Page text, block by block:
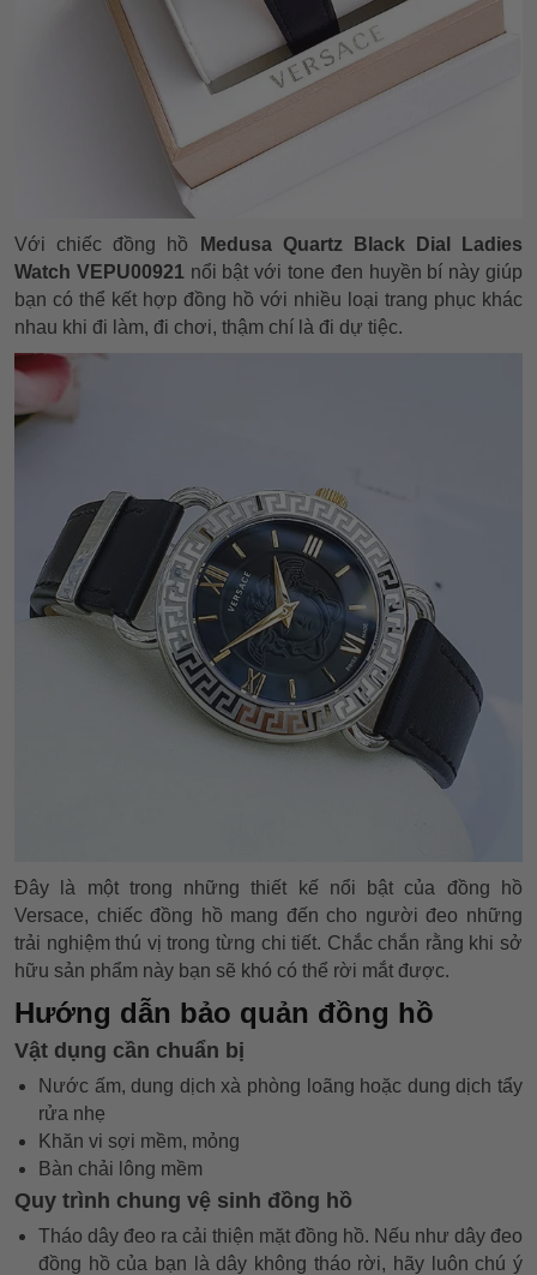
Với chiếc đồng hồ
Medusa Quartz Black Dial Ladies
Watch VEPU00921 nổi bật với tone đen huyền bí này giúp
bạn có thể kết hợp đồng hồ với nhiều loại trang phục khác
nhau khi đi làm, đi chơi, thậm chí là đi dự tiệc.
Đây là một trong những thiết kế nổi bật của đồng hồ
Versace, chiếc đồng hồ mang đến cho người đeo những
trải nghiệm thú vị trong từng chi tiết. Chắc chắn rằng khi sở
hữu sản phẩm này bạn sẽ khó có thể rời mắt được.
Hướng dẫn bảo quản đồng hồ
Vật dụng cần chuẩn bị
Nước ấm, dung dịch xà phòng loãng hoặc dung dịch tẩy
rửa nhẹ
Khăn vi sợi mềm, mỏng
Bàn chải lông mềm
Quy trình chung vệ sinh đồng hồ
Tháo dây đeo ra cải thiện mặt đồng hồ. Nếu như dây đeo
đồng hồ của bạn là dây không tháo rời, hãy luôn chú ý